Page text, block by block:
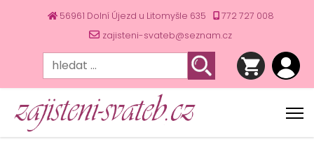
56961 Dolní Újezd u Litomyšle 635
772 727 008
zajisteni-svateb@seznam.cz